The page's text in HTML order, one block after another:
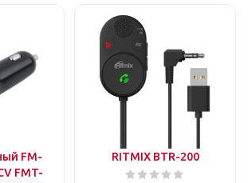
FM-
FMT-
RITMIX BTR-200